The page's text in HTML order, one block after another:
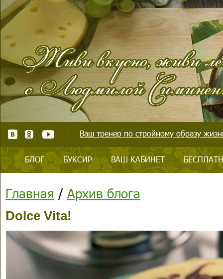
Ваш тренер по стройному образу
БЛОГ БУКСИР ВАШ КАБИНЕТ
Главная / Архив блога
Dolce Vita!